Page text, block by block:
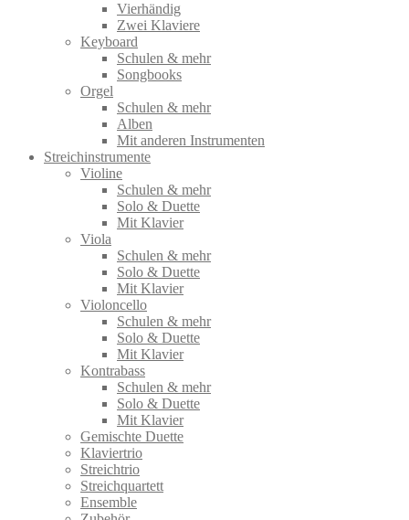
Vierhändig
Zwei Klaviere
Keyboard
Schulen & mehr
Songbooks
Orgel
Schulen & mehr
Alben
Mit anderen Instrumenten
Streichinstrumente
Violine
Schulen & mehr
Solo & Duette
Mit Klavier
Viola
Schulen & mehr
Solo & Duette
Mit Klavier
Violoncello
Schulen & mehr
Solo & Duette
Mit Klavier
Kontrabass
Schulen & mehr
Solo & Duette
Mit Klavier
Gemischte Duette
Klaviertrio
Streichtrio
Streichquartett
Ensemble